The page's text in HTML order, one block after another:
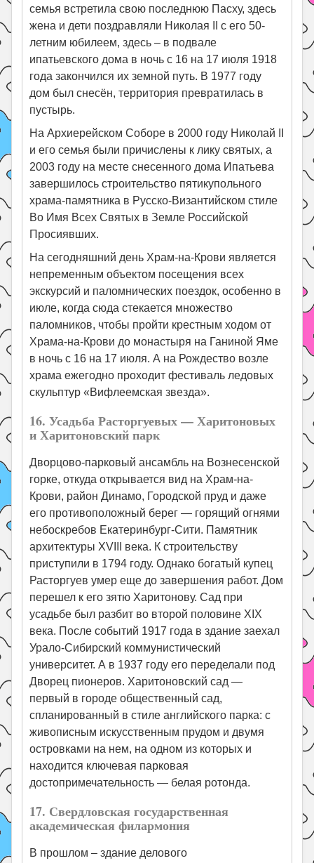
семья встретила свою последнюю Пасху, здесь
жена и дети поздравляли Николая II с его 50-
летним юбилеем, здесь – в подвале
ипатьевского дома в ночь с 16 на 17 июля 1918
года закончился их земной путь. В 1977 году
дом был снесён, территория превратилась в
пустырь.
На Архиерейском Соборе в 2000 году Николай II
и его семья были причислены к лику святых, а
2003 году на месте снесенного дома Ипатьева
завершилось строительство пятикупольного
храма-памятника в Русско-Византийском стиле
Во Имя Всех Святых в Земле Российской
Просиявших.
На сегодняшний день Храм-на-Крови является
непременным объектом посещения всех
экскурсий и паломнических поездок, особенно в
июле, когда сюда стекается множество
паломников, чтобы пройти крестным ходом от
Храма-на-Крови до монастыря на Ганиной Яме
в ночь с 16 на 17 июля. А на Рождество возле
храма ежегодно проходит фестиваль ледовых
скульптур «Вифлеемская звезда».
16. Усадьба Расторгуевых — Харитоновых
и Харитоновский парк
Дворцово-парковый ансамбль на Вознесенской
горке, откуда открывается вид на Храм-на-
Крови, район Динамо, Городской пруд и даже
его противоположный берег — горящий огнями
небоскребов Екатеринбург-Сити. Памятник
архитектуры XVIII века. К строительству
приступили в 1794 году. Однако богатый купец
Расторгуев умер еще до завершения работ. Дом
перешел к его зятю Харитонову. Сад при
усадьбе был разбит во второй половине XIX
века. После событий 1917 года в здание заехал
Урало-Сибирский коммунистический
университет. А в 1937 году его переделали под
Дворец пионеров. Харитоновский сад —
первый в городе общественный сад,
спланированный в стиле английского парка: с
живописным искусственным прудом и двумя
островками на нем, на одном из которых и
находится ключевая парковая
достопримечательность — белая ротонда.
17. Свердловская государственная
академическая филармония
В прошлом – здание делового